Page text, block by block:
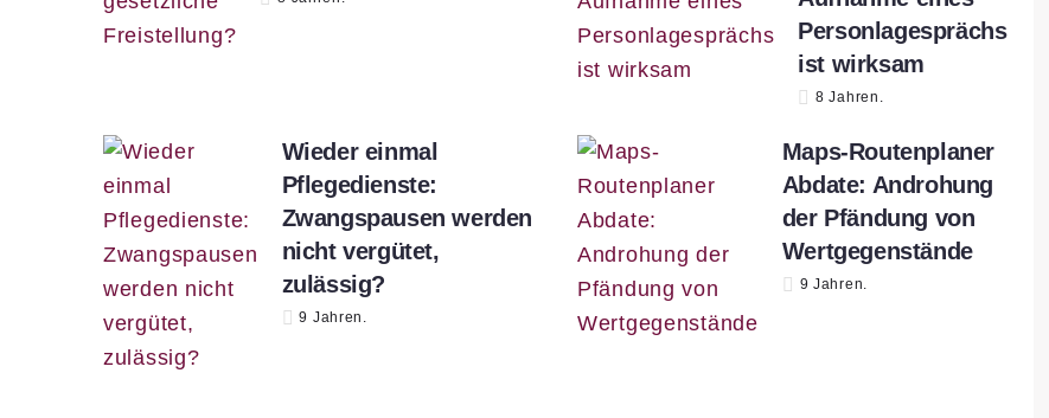
Personlagesprächs
ist wirksam
8 Jahren.
Wieder einmal
Pflegedienste:
Zwangspausen werden
nicht vergütet,
zulässig?
9 Jahren.
Maps-Routenplaner
Abdate: Androhung
der Pfändung von
Wertgegenstände
9 Jahren.